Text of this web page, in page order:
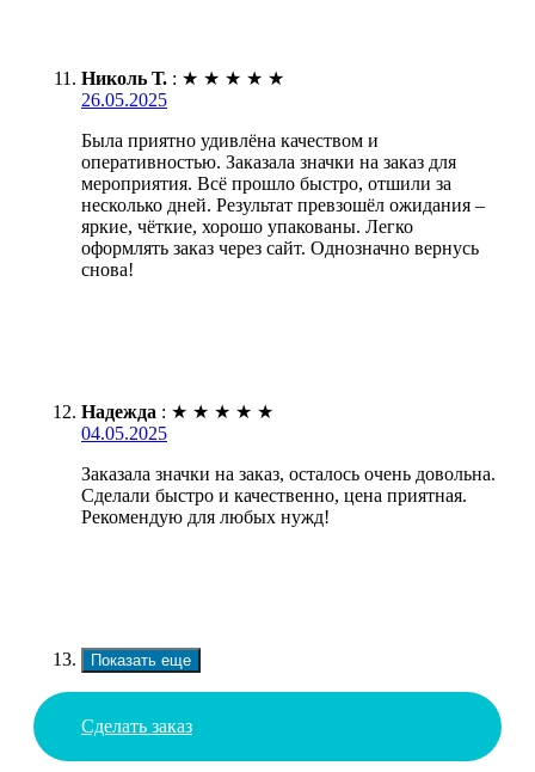
Николь Т. : ★ ★ ★ ★ ★
26.05.2025
Была приятно удивлёна качеством и
оперативностью. Заказала значки на заказ для
мероприятия. Всё прошло быстро, отшили за
несколько дней. Результат превзошёл ожидания –
яркие, чёткие, хорошо упакованы. Легко
оформлять заказ через сайт. Однозначно вернусь
снова!
Надежда : ★ ★ ★ ★ ★
04.05.2025
Заказала значки на заказ, осталось очень довольна.
Сделали быстро и качественно, цена приятная.
Рекомендую для любых нужд!
Показать еще
Сделать заказ